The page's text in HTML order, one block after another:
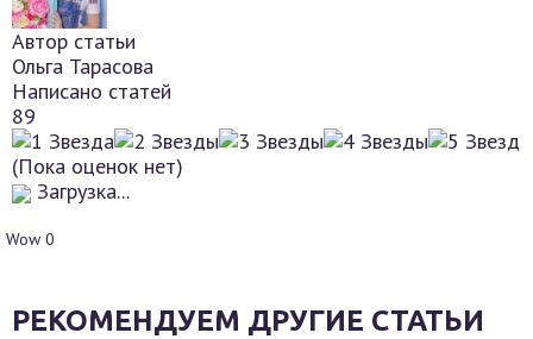
Автор статьи
Ольга Тарасова
Написано статей
89
(Пока оценок нет)
Загрузка...
Wow 0
РЕКОМЕНДУЕМ ДРУГИЕ СТАТЬИ